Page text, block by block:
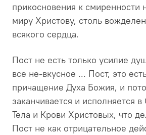
прикосновения к смиренности
миру Христову, столь
всякого сердца.
Пост не есть только усилие
все не-вкусное ... Пост, это
причащение Духа Божия, и
заканчивается и исполняется
Тела и Крови Христовых, что
Пост не как отрицательное